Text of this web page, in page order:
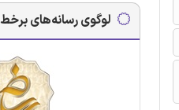
لوگوی رسانه‌های برخط